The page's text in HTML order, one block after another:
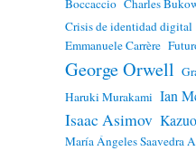
Boccaccio Charles
Crisis de identidad digital
Emmanuele Carrère
George Orwell
Haruki Murakami Ian
Isaac Asimov
María Ángeles Saavedra